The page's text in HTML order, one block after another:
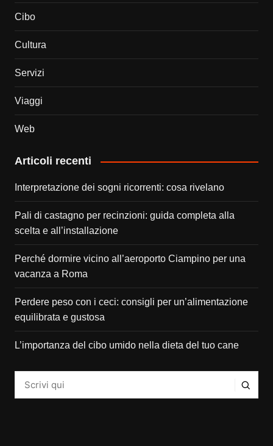
Cibo
Cultura
Servizi
Viaggi
Web
Articoli recenti
Interpretazione dei sogni ricorrenti: cosa rivelano
Pali di castagno per recinzioni: guida completa alla
scelta e all’installazione
Perché dormire vicino all’aeroporto Ciampino per una
vacanza a Roma
Perdere peso con i ceci: consigli per un’alimentazione
equilibrata e gustosa
L’importanza del cibo umido nella dieta del tuo cane